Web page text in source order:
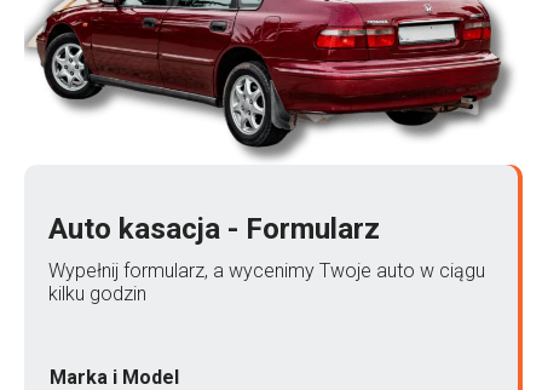
Auto kasacja - Formularz
Wypełnij formularz, a wycenimy Twoje auto w ciągu
kilku godzin
Marka i Model